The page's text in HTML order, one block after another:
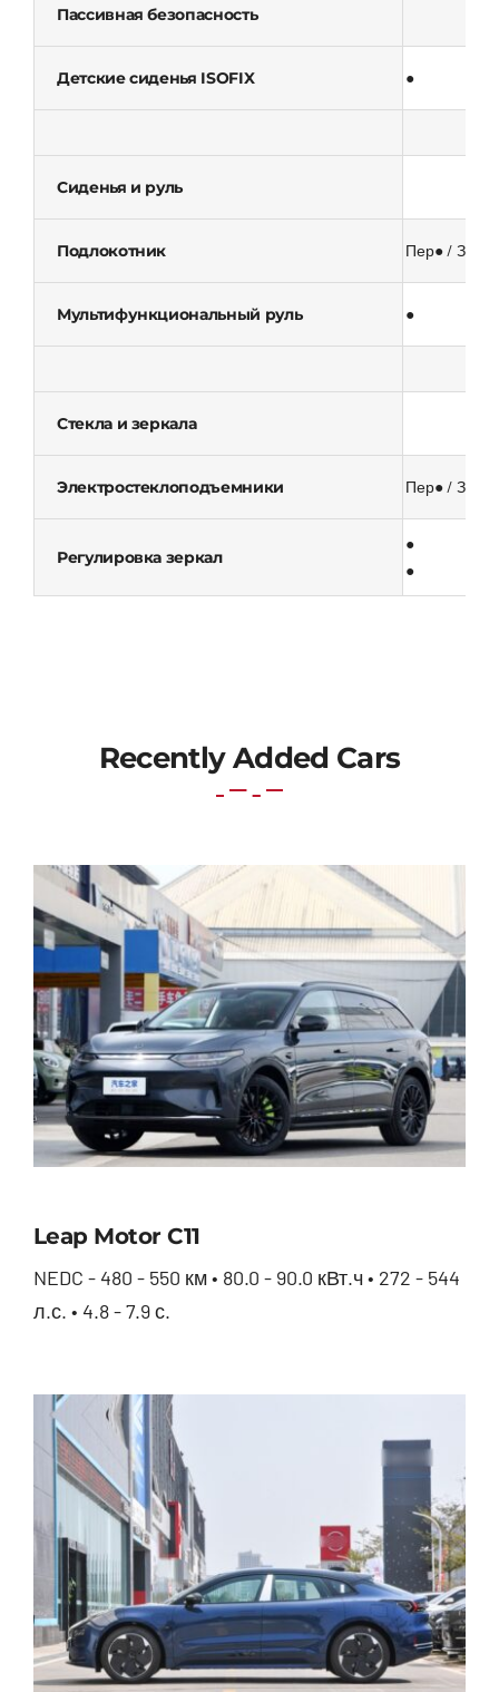
Пассивная безопасность
Детские сиденья ISOFIX ●
Сиденья и руль
Подлокотник Пер● / Зад-
Мультифункциональный руль ●
Стекла и зеркала
Электростеклоподъемники Пер● / Зад●
Регулировка зеркал
●
●
Recently Added Cars
Leap Motor С11
NEDC - 480 - 550 км • 80.0 - 90.0 кВт.ч • 272 - 544
л.с. • 4.8 - 7.9 с.